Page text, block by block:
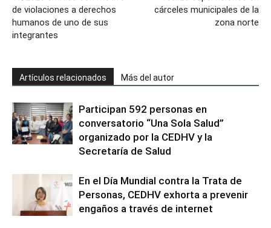
de violaciones a derechos
humanos de uno de sus
integrantes
cárceles municipales de la
zona norte
Artículos relacionados Más del autor
Participan 592 personas en
conversatorio “Una Sola Salud”
organizado por la CEDHV y la
Secretaría de Salud
En el Día Mundial contra la Trata de
Personas, CEDHV exhorta a prevenir
engaños a través de internet